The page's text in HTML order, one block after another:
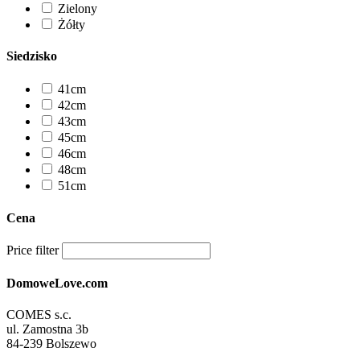
Zielony
Żółty
Siedzisko
41cm
42cm
43cm
45cm
46cm
48cm
51cm
Cena
Price filter
DomoweLove.com
COMES s.c.
ul. Zamostna 3b
84-239 Bolszewo